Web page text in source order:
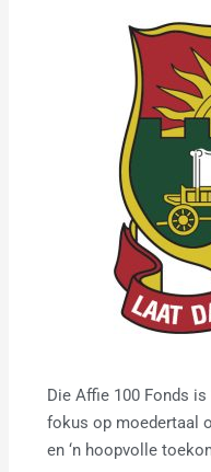
Die Affie 100 Fonds
fokus op moedertaal
en ‘n hoopvolle